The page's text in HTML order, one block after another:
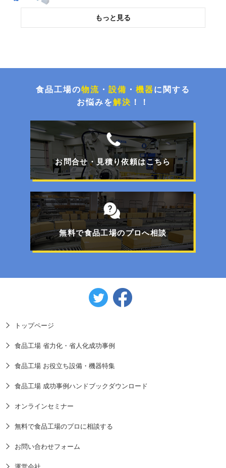
投入作業をスムーズに！高所作業をなくす粉粒体
イズグルー塗布システム
チョコ停解消と処理能力UP！封函・キの字梱包
ライン更新事例
【特集】FOOMA JAPAN 2026展示商品のご紹介
フォークリフトで移動可能！工事不要のパレット
一体型エアコン
食品工場の物流 ・ 設備 ・ 機器に関する
お悩みを解決 ！！
お問合せ・見積り依頼はこちら
無料で食品工場のプロへ相談
トップページ
食品工場 省力化・省人化成功事例
食品工場 お役立ち設備・機器特集
食品工場 成功事例ハンドブックダウンロード
オンラインセミナー
無料で食品工場のプロに相談する
お問い合わせフォーム